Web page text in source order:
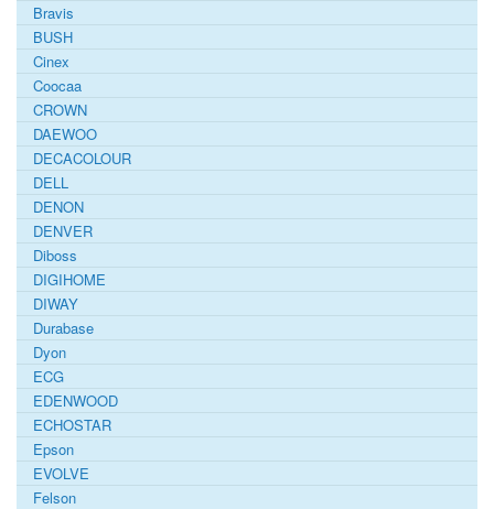
Bravis
BUSH
Cinex
Coocaa
CROWN
DAEWOO
DECACOLOUR
DELL
DENON
DENVER
Diboss
DIGIHOME
DIWAY
Durabase
Dyon
ECG
EDENWOOD
ECHOSTAR
Epson
EVOLVE
Felson